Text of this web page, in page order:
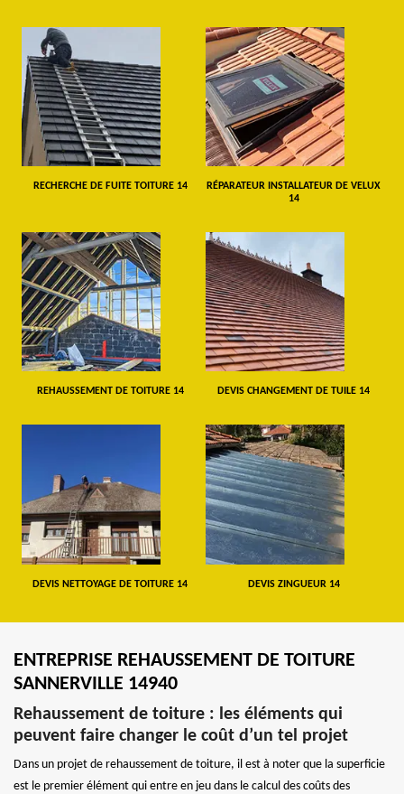
RECHERCHE DE FUITE TOITURE 14
RÉPARATEUR INSTALLATEUR DE VELUX
14
REHAUSSEMENT DE TOITURE 14 DEVIS CHANGEMENT DE TUILE 14
DEVIS NETTOYAGE DE TOITURE 14 DEVIS ZINGUEUR 14
ENTREPRISE REHAUSSEMENT DE TOITURE
SANNERVILLE 14940
Rehaussement de toiture : les éléments qui
peuvent faire changer le coût d’un tel projet
Dans un projet de rehaussement de toiture, il est à noter que la superficie
est le premier élément qui entre en jeu dans le calcul des coûts des